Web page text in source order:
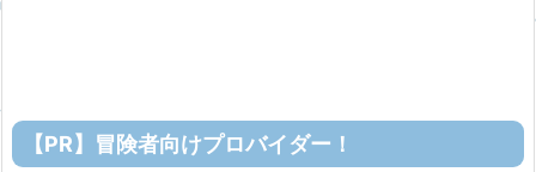
【PR】冒険者向けプロバイダー！